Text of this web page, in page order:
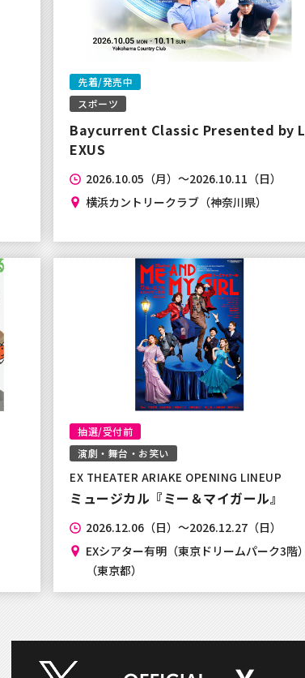
て】
高額転売や購入による
旧のご報告※
にログインできない状況
SMS認証から、音声ガイ
た
トカードの決済が不安定
SMS認証がご利用出来な
先着/発売中
スポーツ
Baycurrent Classic Presented by L
EXUS
2026.10.05（月）～2026.10.11（日）
横浜カントリークラブ（神奈川県）
抽選/受付前
演劇・舞台・お笑い
EX THEATER ARIAKE OPENING LINEUP
ミュージカル『ミー＆マイガール』
2026.12.06（日）～2026.12.27（日）
EXシアター有明（東京ドリームパーク3階）
（東京都）